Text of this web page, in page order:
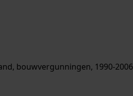
bouwvergunningen, 1990-2006